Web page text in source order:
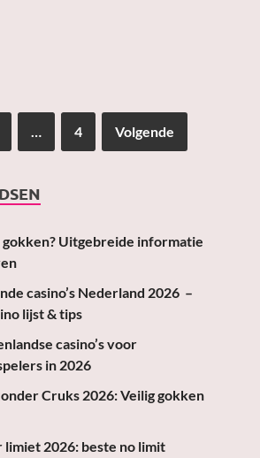
… 4 Volgende
Uitgebreide informatie
casino’s Nederland 2026 –
lijst & tips
casino’s voor
in 2026
Cruks 2026: Veilig gokken
limiet 2026: beste no limit